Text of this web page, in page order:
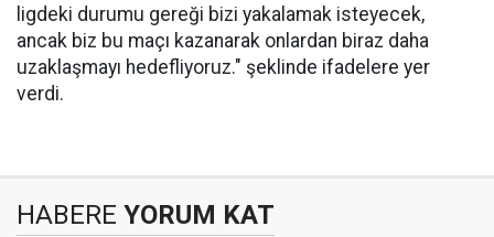
ligdeki durumu gereği bizi yakalamak isteyecek,
ancak biz bu maçı kazanarak onlardan biraz daha
uzaklaşmayı hedefliyoruz." şeklinde ifadelere yer
verdi.
HABERE YORUM KAT